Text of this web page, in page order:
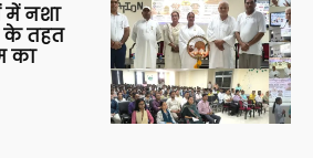
में नशा
के तहत
का